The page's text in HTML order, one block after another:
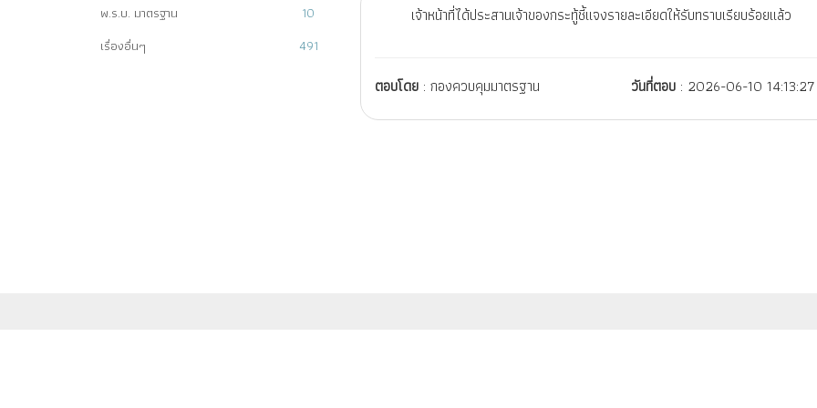
พ.ร.บ. มาตรฐาน
10
เรื่องอื่นๆ
491
เจ้าหน้าที่ได้ประสานเจ้าของกระทู้ชี้แจงรายละเอียดให้รับทราบเรียบร้อยแล้ว
ตอบโดย : กองควบคุมมาตรฐาน วันที่ตอบ : 2026-06-10 14:13:27